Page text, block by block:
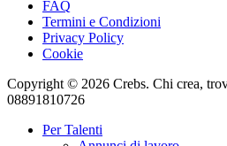
FAQ
Termini e Condizioni
Privacy Policy
Cookie
Copyright © 2026 Crebs. Chi crea,
08891810726
Per Talenti